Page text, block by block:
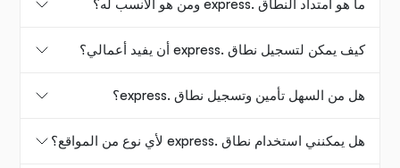
ما هو امتداد النطاق .express ومن هو الأنسب له؟
كيف يمكن لتسجيل نطاق .express أن يفيد أعمالي؟
هل من السهل تأمين وتسجيل نطاق .express؟
هل يمكنني استخدام نطاق .express لأي نوع من المواقع؟